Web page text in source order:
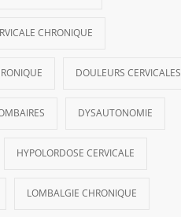
CHRONIQUE
DOULEURS CERVICALES
DYSAUTONOMIE
HYPOLORDOSE CERVICALE
LOMBALGIE CHRONIQUE